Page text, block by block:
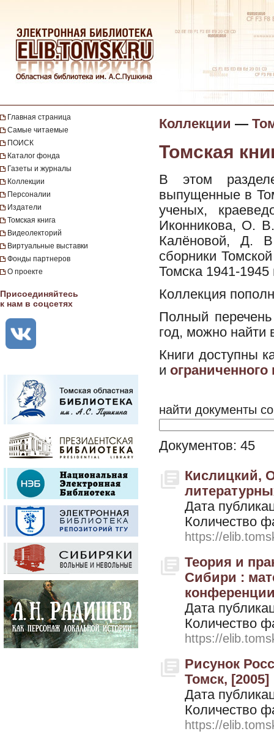
Главная страница
Самые читаемые
ПОИСК
Каталог фонда
Газеты и журналы
Коллекции
Персоналии
Издатели
Томская книга
Видеолекторий
Виртуальные выставки
Фонды партнеров
О проекте
Присоединяйтесь
к нам в соцсетях
Коллекции —
Томская
В этом
выпущенные в
ученых,
Иконникова, О.
Калёновой, Д.
сборники
Томска 1941-1945
Коллекция
Полный
год, можно найти
Книги доступны
и ограниченного
найти документы
Документов: 45
Кислицкий,
Дата
Количество
https://
Теория и
Сибири :
конференции
Дата
Количество
https://
Рисунок
Томск, [2005]
Дата
Количество
https://